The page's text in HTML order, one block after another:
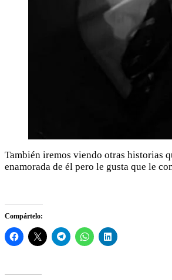
También iremos viendo otras historias
enamorada de él pero le gusta que le
Compártelo: